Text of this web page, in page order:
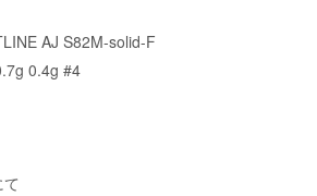
AJ S82M-solid-F
0.4g #4